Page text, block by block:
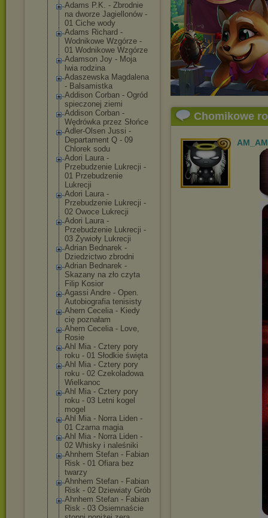
Adams P.K. - Zbrodnie
na dworze Jagiellonów -
01 Ciche wody
Adams Richard -
Wodnikowe Wzgórze -
01 Wodnikowe Wzgórze
Adamson Joy - Moja
lwia rodzina
Adaszewska Magdalena
- Balsamistka
Addison Corban - Ogród
spieczonej ziemi
Addison Corban -
Wędrówka przez Słońce
Adler-Olsen Jussi -
Departament Q - 09
Chlorek sodu
Adori Laura -
Przebudzenie Lukrecji -
01 Przebudzenie
Lukrecji
Adori Laura -
Przebudzenie Lukrecji -
02 Owoce Lukrecji
Adori Laura -
Przebudzenie Lukrecji -
03 Żywioły Lukrecji
Adrian Bednarek -
Dziedzictwo zbrodni
Adrian Bednarek -
Skazany na zło czyta
Filip Kosior
Agassi Andre - Open.
Autobiografia tenisisty
Ahern Cecelia - Kiedy
cię poznałam
Ahern Cecelia - Love,
Rosie
Ahl Mia - Cztery pory
roku - 01 Słodkie święta
Ahl Mia - Cztery pory
roku - 02 Czekoladowa
Wielkanoc
Ahl Mia - Cztery pory
roku - 03 Letni kogel
mogel
Ahl Mia - Norra Liden -
01 Czarna magia
Ahl Mia - Norra Liden -
02 Whisky i naleśniki
Ahnhem Stefan - Fabian
Risk - 01 Ofiara bez
twarzy
Ahnhem Stefan - Fabian
Risk - 02 Dziewiaty Grób
Ahnhem Stefan - Fabian
Risk - 03 Osiemnaście
Chomikowe
AM_AM